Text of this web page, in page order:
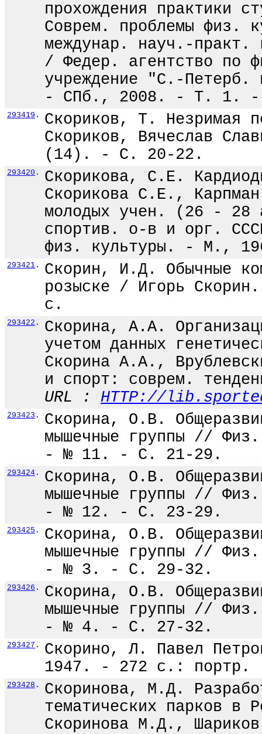
прохождения практики
Соврем. проблемы физ.
междунар. науч.-
/ Федер. агентство по
учреждение "С.-
- СПб., 2008. - Т. 1. -
293419 .
Скориков, Т. Незримая
Скориков, Вячеслав
(14). - С. 20-22.
293420 .
Скорикова, С.Е.
Скорикова С.Е.,
молодых учен. (26 - 28
спортив. о-в и орг.
физ. культуры. - М.,
293421 .
Скорин, И.Д. Обычные
розыске / Игорь
с.
293422 .
Скорина, А.А.
учетом данных
Скорина А.А.,
и спорт: соврем.
URL : HTTP://
293423 .
Скорина, О.В.
мышечные группы //
- № 11. - С. 21-29.
293424 .
Скорина, О.В.
мышечные группы //
- № 12. - С. 23-29.
293425 .
Скорина, О.В.
мышечные группы //
- № 3. - С. 29-32.
293426 .
Скорина, О.В.
мышечные группы //
- № 4. - С. 27-32.
293427 .
Скорино, Л. Павел
1947. - 272 с.: портр.
293428 .
Скоринова, М.Д.
тематических парков в
Скоринова М.Д.,